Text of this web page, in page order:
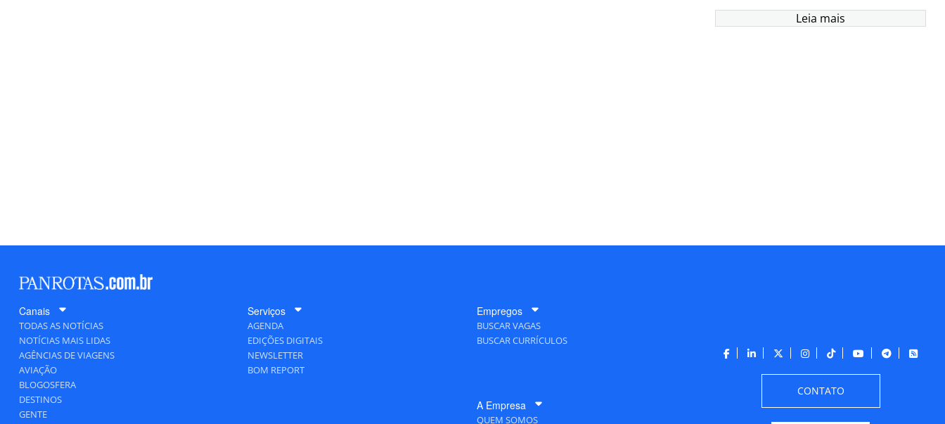
Leia mais
Canais
TODAS AS NOTÍCIAS
NOTÍCIAS MAIS LIDAS
AGÊNCIAS DE VIAGENS
AVIAÇÃO
BLOGOSFERA
DESTINOS
GENTE
Serviços
AGENDA
EDIÇÕES DIGITAIS
NEWSLETTER
BOM REPORT
Empregos
BUSCAR VAGAS
BUSCAR CURRÍCULOS
A Empresa
QUEM SOMOS
CONTATO